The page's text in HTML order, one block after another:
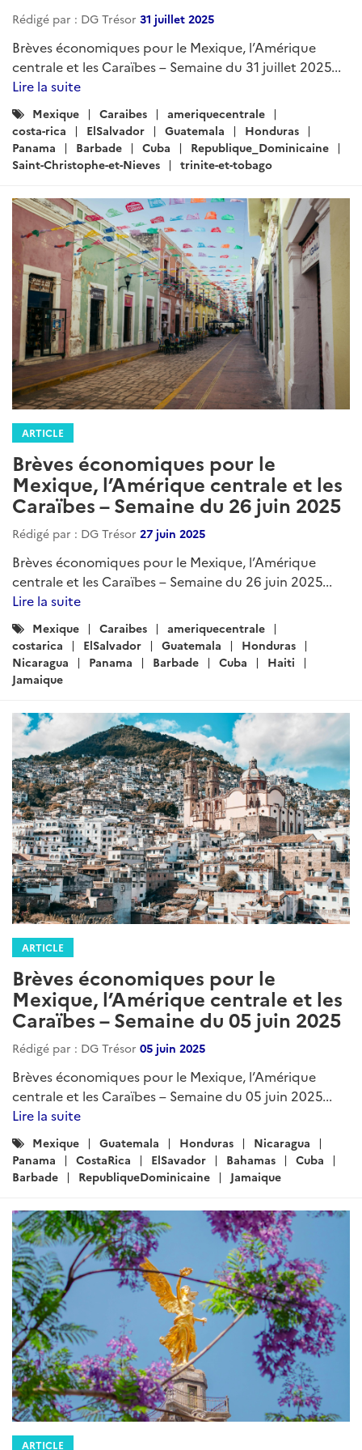
ARTICLE
Brèves économiques pour le
Mexique, l’Amérique centrale et les
Caraïbes – Semaine du 19 mars 2026
Rédigé par : DG Trésor19 mars 2026
Brèves économiques pour le Mexique, l’Amérique
centrale et les Caraïbes – Semaine du 19 mars 2026...
Lire la suite
Catégories
:
Mexique AmeriqueCentrale
Caraibes
ElSalvador
Guatemala Honduras
Nicaragua
Panama
Barbade Cuba Haiti
Jamaique
Republique_Dominicaine
ARTICLE
Brèves économiques pour le
Mexique, l’Amérique centrale et les
Caraïbes – Semaine du 19 février
2026
Rédigé par : DG Trésor19 février 2026
Brèves économiques pour le Mexique, l’Amérique
centrale et les Caraïbes – Semaine du 19 février 2026...
Lire la suite
Catégories
:
Caraibes AmeriqueCentrale Mexique
Belize
costarica
ElSalvador Guatemala
Honduras
Nicaragua
Panama Barbade Cuba
Jamaique
Republique_Dominicaine
Trinidad-et-Tobago
ARTICLE
Brèves économiques pour le
Mexique, l’Amérique centrale et les
Caraïbes – Semaine du 12 février
2026
Rédigé par : DG Trésor